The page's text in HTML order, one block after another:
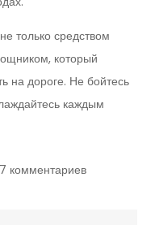
только средством
который
на дороге. Не бойтесь
каждым
7 комментариевк